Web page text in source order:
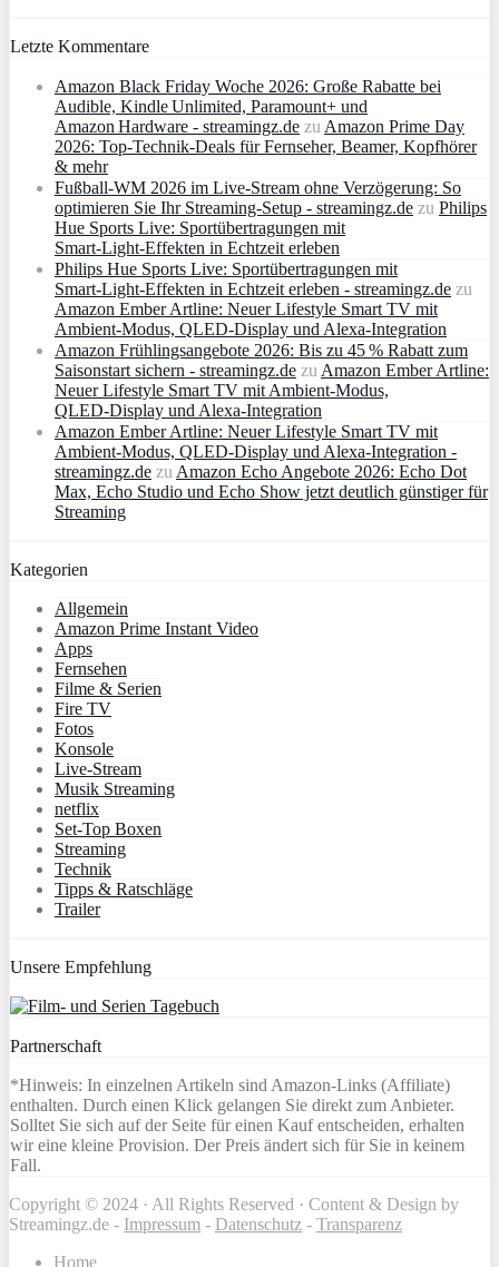
Letzte Kommentare
Amazon Black Friday Woche 2026: Große Rabatte bei
Audible, Kindle Unlimited, Paramount+ und
Amazon Hardware - streamingz.de zu Amazon Prime Day
2026: Top-Technik-Deals für Fernseher, Beamer, Kopfhörer
& mehr
Fußball-WM 2026 im Live-Stream ohne Verzögerung: So
optimieren Sie Ihr Streaming-Setup - streamingz.de zu Philips
Hue Sports Live: Sportübertragungen mit
Smart‑Light‑Effekten in Echtzeit erleben
Philips Hue Sports Live: Sportübertragungen mit
Smart‑Light‑Effekten in Echtzeit erleben - streamingz.de zu
Amazon Ember Artline: Neuer Lifestyle Smart TV mit
Ambient‑Modus, QLED‑Display und Alexa‑Integration
Amazon Frühlingsangebote 2026: Bis zu 45 % Rabatt zum
Saisonstart sichern - streamingz.de zu Amazon Ember Artline:
Neuer Lifestyle Smart TV mit Ambient‑Modus,
QLED‑Display und Alexa‑Integration
Amazon Ember Artline: Neuer Lifestyle Smart TV mit
Ambient‑Modus, QLED‑Display und Alexa‑Integration -
streamingz.de zu Amazon Echo Angebote 2026: Echo Dot
Max, Echo Studio und Echo Show jetzt deutlich günstiger für
Streaming
Kategorien
Allgemein
Amazon Prime Instant Video
Apps
Fernsehen
Filme & Serien
Fire TV
Fotos
Konsole
Live-Stream
Musik Streaming
netflix
Set-Top Boxen
Streaming
Technik
Tipps & Ratschläge
Trailer
Unsere Empfehlung
Partnerschaft
*Hinweis: In einzelnen Artikeln sind Amazon-Links (Affiliate)
enthalten. Durch einen Klick gelangen Sie direkt zum Anbieter.
Solltet Sie sich auf der Seite für einen Kauf entscheiden, erhalten
wir eine kleine Provision. Der Preis ändert sich für Sie in keinem
Fall.
Copyright © 2024 · All Rights Reserved · Content & Design by
Streamingz.de - Impressum - Datenschutz - Transparenz
Home